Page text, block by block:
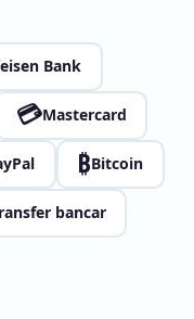
Bank
💳Mastercard
₿Bitcoin
bancar